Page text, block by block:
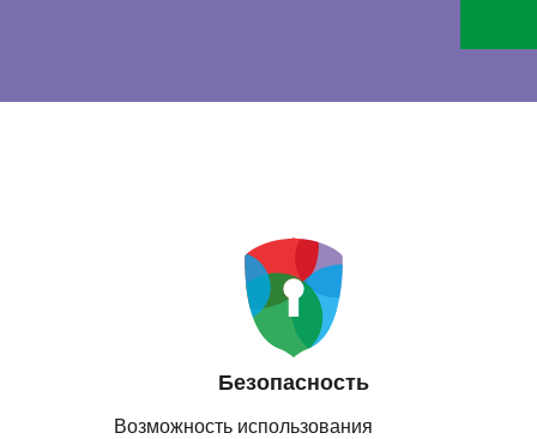
Безопасность
Возможность использования